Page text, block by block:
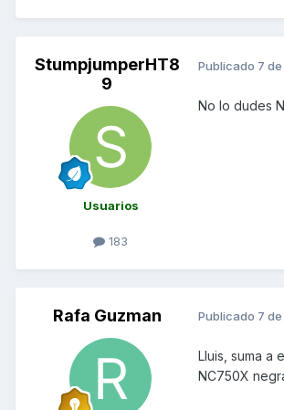
StumpjumperHT8
9
Usuarios
183
Publicado 7
No lo dudes
Rafa Guzman Publicado 7
Lluis, suma a
NC750X